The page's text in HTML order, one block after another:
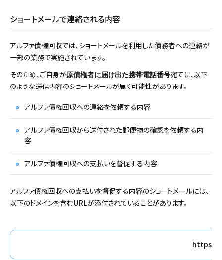
ショートメールで連絡される内容
アルファ債権回収では、ショートメールを利用した債務者への連絡が
一部の業務で実施されています。
そのため、ご自身が原債権者に届け出た携帯電話番号宛てに、以下
のような送信内容のショートメールが届く可能性があります。
アルファ債権回収への連絡を依頼する内容
アルファ債権回収から送付された郵便物の確認を依頼する内
容
アルファ債権回収への支払いを督促する内容
アルファ債権回収への支払いを督促する内容のショートメールには、
以下のドメインを含むURLが添付されていることがあります。
https://